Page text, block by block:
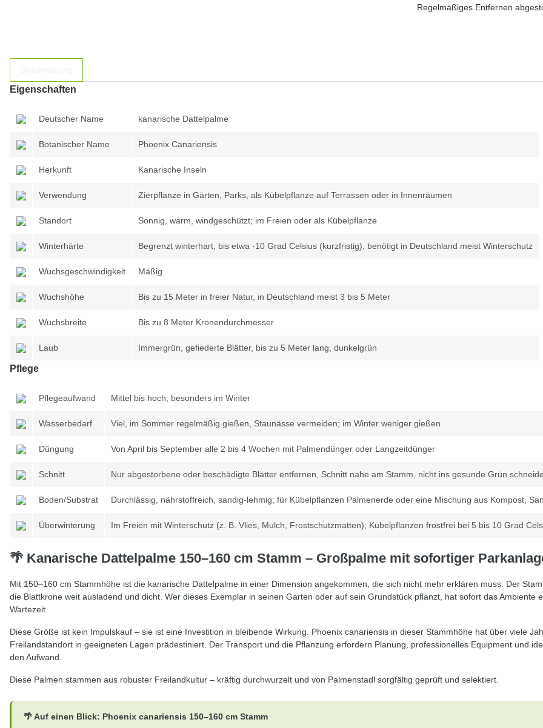
Regelmäßiges Entfernen
Eigenschaften
Deutscher Name kanarische Dattelpalme
Botanischer Name Phoenix Canariensis
Herkunft Kanarische Inseln
Verwendung Zierpflanze in Gärten, Parks, als Kübelpflanze auf Terrassen oder in Innenräumen
Standort Sonnig, warm, windgeschützt; im Freien oder als Kübelpflanze
Winterhärte Begrenzt winterhart, bis etwa -10 Grad Celsius (kurzfristig), benötigt in Deutschland meist Winterschutz
Wuchsgeschwindigkeit Mäßig
Wuchshöhe Bis zu 15 Meter in freier Natur, in Deutschland meist 3 bis 5 Meter
Wuchsbreite Bis zu 8 Meter Kronendurchmesser
Laub Immergrün, gefiederte Blätter, bis zu 5 Meter lang, dunkelgrün
Pflege
Pflegeaufwand Mittel bis hoch, besonders im Winter
Wasserbedarf Viel, im Sommer regelmäßig gießen, Staunässe vermeiden; im Winter weniger gießen
Düngung Von April bis September alle 2 bis 4 Wochen mit Palmendünger oder Langzeitdünger
Schnitt Nur abgestorbene oder beschädigte Blätter entfernen, Schnitt nahe am Stamm, nicht ins gesunde Grün
Boden/Substrat Durchlässig, nährstoffreich, sandig-lehmig; für Kübelpflanzen Palmenerde oder eine Mischung aus Kompost,
Überwinterung Im Freien mit Winterschutz (z. B. Vlies, Mulch, Frostschutzmatten); Kübelpflanzen frostfrei bei 5 bis 10 Grad
🌴 Kanarische Dattelpalme 150–160 cm Stamm – Großpalme mit sofortiger
Mit 150–160 cm Stammhöhe ist die kanarische Dattelpalme in einer Dimension angekommen, die sich nicht mehr erklären muss: Der
die Blattkrone weit ausladend und dicht. Wer dieses Exemplar in seinen Garten oder auf sein Grundstück pflanzt, hat sofort das
Wartezeit.
Diese Größe ist kein Impulskauf – sie ist eine Investition in bleibende Wirkung. Phoenix canariensis in dieser Stammhöhe hat über viele
Freilandstandort in geeigneten Lagen prädestiniert. Der Transport und die Pflanzung erfordern Planung, professionelles Equipment und
den Aufwand.
Diese Palmen stammen aus robuster Freilandkultur – kräftig durchwurzelt und von Palmenstadl sorgfältig geprüft und selektiert.
🌴 Auf einen Blick: Phoenix canariensis 150–160 cm Stamm